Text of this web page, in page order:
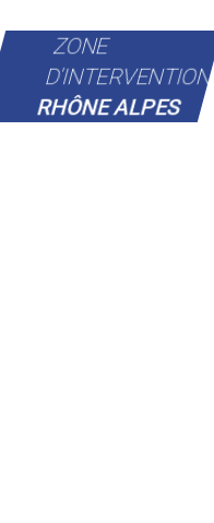
ZONE
D'INTERVENTION
RHÔNE ALPES